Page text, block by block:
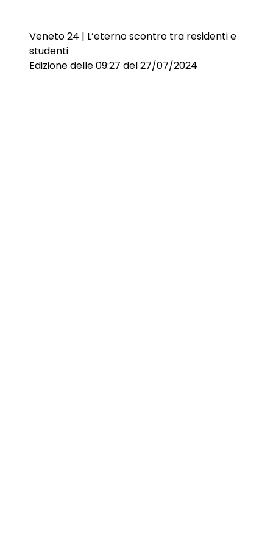
Veneto 24 | L’eterno scontro tra residenti e
studenti
Edizione delle 09:27 del 27/07/2024